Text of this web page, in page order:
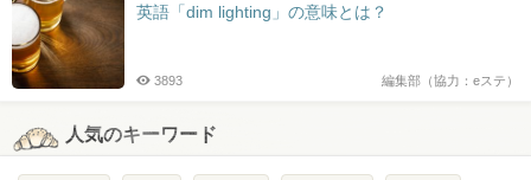
英語「dim lighting」の意味とは？
編集部（協力：eステ）
3893
人気のキーワード